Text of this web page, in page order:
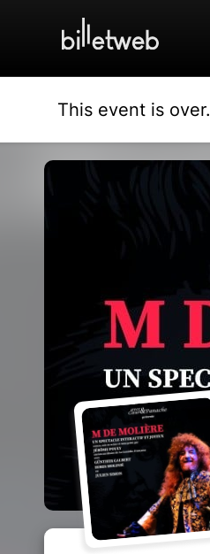
This event is over.